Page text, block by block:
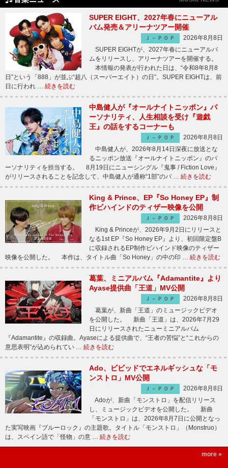
SUPER EIGHT、2027年春にニューアル
バム発売＆アリーナツアー開催
Ｊ－ＰＯＰ
2026年8月8日
SUPER EIGHTが、2027年春にニューアルバ
ムをリリースし、アリーナツアーを開催する。
本情報の発表が行われた日は、“令和8年8月8
日”という「888」が並ぶ“超八（スーパーエイト）の日”。SUPER EIGHTは、前
日に行われ … 続きを読む
中島健人が『オールナイトニッポン』パ
ーソナリティ、人生相談を受け『遊戯
王』の話をするコーナーも
Ｊ－ＰＯＰ
2026年8月8日
中島健人が、2026年8月14日深夜に放送とな
るニッポン放送『オールナイトニッポン』のパ
ーソナリティを担当する。 8月19日にニューシングル『鬼事 / Fiction Love』
がリリースされることを記念して、中島健人が通称“1部”のパ … 続きを読む
King & Prince、EP『So Honey EP』制
作ビハインドのティザー映像を公開
Ｊ－ＰＯＰ
2026年8月8日
King & Princeが、2026年9月2日にリリースと
なる1st EP『So Honey EP』より、初回限定盤B
に収録されるEP制作ビハインド映像のティザー
映像を公開した。 本作は、タイトル曲「So Honey」の中の印 … 続きを読む
葛葉、ミニアルバム『Adamantite』より
Ayase提供曲「王道」MV公開
Ｊ－ＰＯＰ
2026年8月8日
葛葉が、新曲「王道」のミュージックビデオ
を公開した。 新曲「王道」は、2026年7月29
日にリリースされたニューミニアルバム
『Adamantite』の収録曲。Ayaseによる提供曲で、“王者の苦悩”と“これからの
意思表明”が込められてい … 続きを読む
Ado、ビビッドでエネルギッシュな「モ
ンストロ」MV公開
Ｊ－ＰＯＰ
2026年8月8日
Adoが、新曲「モンストロ」を配信リリース
し、ミュージックビデオを公開した。 新曲
「モンストロ」は、2026年8月7日に公開となっ
た実写映画『ブルーロック』の主題歌。タイトル「モンストロ」（Monstruo）
は、スペイン語で「怪物」の意 … 続きを読む
more »